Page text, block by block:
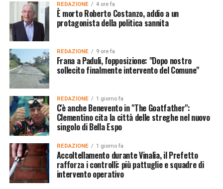
REDAZIONE 4 ore fa
È morto Roberto Costanzo, addio a un
protagonista della politica sannita
REDAZIONE 9 ore fa
Frana a Paduli, l'opposizione: "Dopo nostro
sollecito finalmente intervento del Comune"
REDAZIONE 1 giorno fa
C'è anche Benevento in "The Goatfather":
Clementino cita la città delle streghe nel nuovo
singolo di Bella Espo
REDAZIONE 1 giorno fa
Accoltellamento durante Vinalia, il Prefetto
rafforza i controlli: più pattuglie e squadre di
intervento operativo